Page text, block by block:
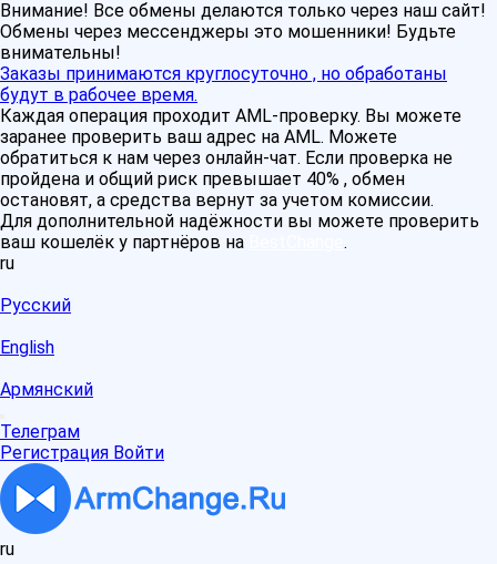
Внимание! Все обмены делаются только через наш сайт!
Обмены через мессенджеры это мошенники! Будьте
внимательны!
Заказы принимаются круглосуточно , но обработаны
будут в рабочее время.
Каждая операция проходит AML-проверку. Вы можете
заранее проверить ваш адрес на AML. Можете
обратиться к нам через онлайн-чат. Если проверка не
пройдена и общий риск превышает 40% , обмен
остановят, а средства вернут за учетом комиссии.
Для дополнительной надёжности вы можете проверить
ваш кошелёк у партнёров на
.
ru
Русский
English
Армянский
Телеграм
Регистрация Войти
ru